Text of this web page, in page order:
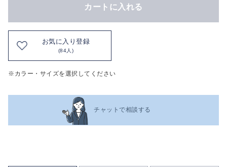
カートに入れる
お気に入り登録
(84人)
※カラー・サイズを選択してください
チャットで相談する